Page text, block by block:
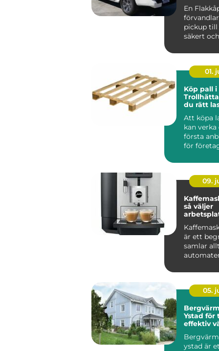
En
pickup till
säkert
01.
Köp pall i
du rätt
Att köpa
kan
första
för
09.
så väljer
är ett
samlar
05.
Ystad för
effektiv
ystad är